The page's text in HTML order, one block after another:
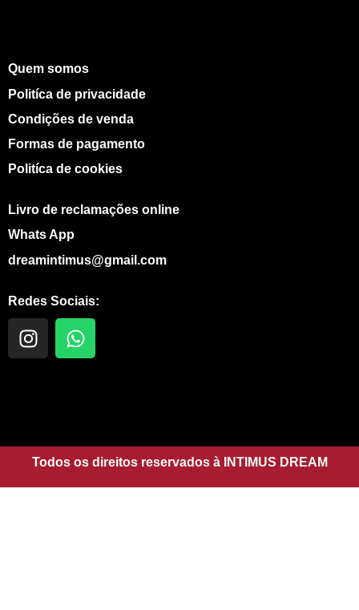
Quem somos
Politíca de privacidade
Condições de venda
Formas de pagamento
Politíca de cookies
Livro de reclamações online
Whats App
dreamintimus@gmail.com
Redes Sociais:
I
n
r
a
m
W
h
p
p
Todos os direitos reservados à INTIMUS DREAM